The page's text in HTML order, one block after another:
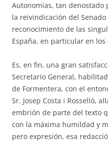
Autonomías, tan denostado
la reivindicación del
reconocimiento de las
España, en particular en
Es, en fin, una gran
Secretario General,
de Formentera, con el
Sr. Josep Costa i Rosselló,
embrión de parte del texto
con la máxima humildad y
pero expresión, esa